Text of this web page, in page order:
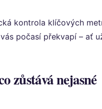
kontrola klíčových
počasí překvapí – ať
zůstává nejasné